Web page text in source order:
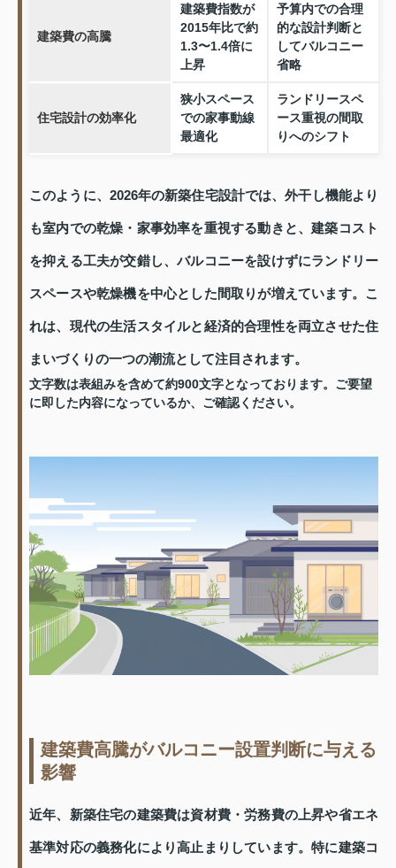
建築費の高騰
建築費指数が
2015年比で約
1.3〜1.4倍に
上昇
予算内での合理
的な設計判断と
してバルコニー
省略
住宅設計の効率化
狭小スペース
での家事動線
最適化
ランドリースペ
ース重視の間取
りへのシフト
このように、2026年の新築住宅設計では、外干し機能より
も室内での乾燥・家事効率を重視する動きと、建築コスト
を抑える工夫が交錯し、バルコニーを設けずにランドリー
スペースや乾燥機を中心とした間取りが増えています。こ
れは、現代の生活スタイルと経済的合理性を両立させた住
まいづくりの一つの潮流として注目されます。
文字数は表組みを含めて約900文字となっております。ご要望
に即した内容になっているか、ご確認ください。
建築費高騰がバルコニー設置判断に与える
影響
近年、新築住宅の建築費は資材費・労務費の上昇や省エネ
基準対応の義務化により高止まりしています。特に建築コ